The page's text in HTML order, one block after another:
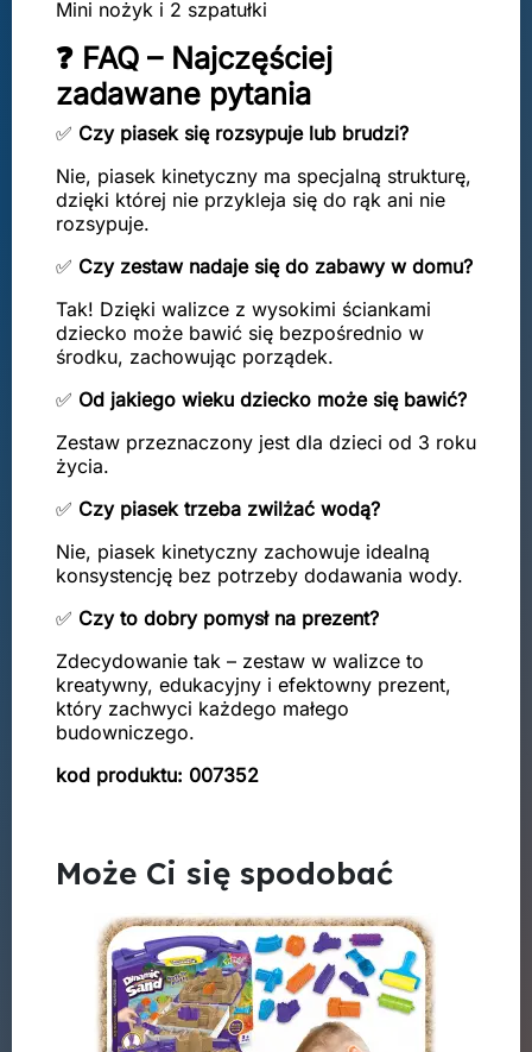
Mini nożyk i 2 szpatułki
❓ FAQ – Najczęściej
zadawane pytania
✅ Czy piasek się rozsypuje lub brudzi?
Nie, piasek kinetyczny ma specjalną strukturę,
dzięki której nie przykleja się do rąk ani nie
rozsypuje.
✅ Czy zestaw nadaje się do zabawy w domu?
Tak! Dzięki walizce z wysokimi ściankami
dziecko może bawić się bezpośrednio w
środku, zachowując porządek.
✅ Od jakiego wieku dziecko może się bawić?
Zestaw przeznaczony jest dla dzieci od 3 roku
życia.
✅ Czy piasek trzeba zwilżać wodą?
Nie, piasek kinetyczny zachowuje idealną
konsystencję bez potrzeby dodawania wody.
✅ Czy to dobry pomysł na prezent?
Zdecydowanie tak – zestaw w walizce to
kreatywny, edukacyjny i efektowny prezent,
który zachwyci każdego małego
budowniczego.
kod produktu: 007352
Może Ci się spodobać